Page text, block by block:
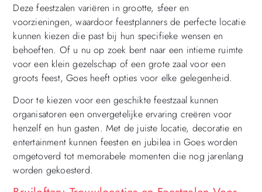
Deze feestzalen variëren in grootte, sfeer en
voorzieningen, waardoor feestplanners de perfecte locatie
kunnen kiezen die past bij hun specifieke wensen en
behoeften. Of u nu op zoek bent naar een intieme ruimte
voor een klein gezelschap of een grote zaal voor een
groots feest, Goes heeft opties voor elke gelegenheid.
Door te kiezen voor een geschikte feestzaal kunnen
organisatoren een onvergetelijke ervaring creëren voor
henzelf en hun gasten. Met de juiste locatie, decoratie en
entertainment kunnen feesten en jubilea in Goes worden
omgetoverd tot memorabele momenten die nog jarenlang
worden gekoesterd.